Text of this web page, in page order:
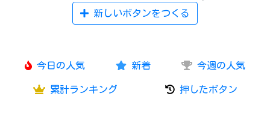
新しいボタンをつくる
今日の人気 新着 今週の人気
累計ランキング 押したボタン